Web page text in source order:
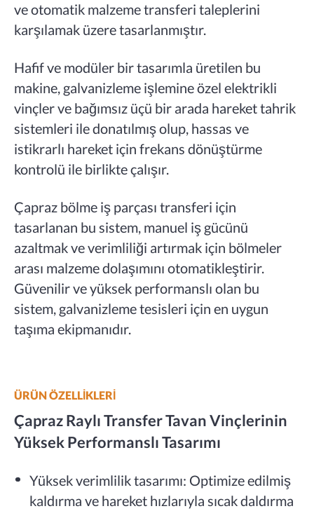
ve otomatik malzeme transferi taleplerini
karşılamak üzere tasarlanmıştır.
Hafif ve modüler bir tasarımla üretilen bu
makine, galvanizleme işlemine özel elektrikli
vinçler ve bağımsız üçü bir arada hareket tahrik
sistemleri ile donatılmış olup, hassas ve
istikrarlı hareket için frekans dönüştürme
kontrolü ile birlikte çalışır.
Çapraz bölme iş parçası transferi için
tasarlanan bu sistem, manuel iş gücünü
azaltmak ve verimliliği artırmak için bölmeler
arası malzeme dolaşımını otomatikleştirir.
Güvenilir ve yüksek performanslı olan bu
sistem, galvanizleme tesisleri için en uygun
taşıma ekipmanıdır.
ÜRÜN ÖZELLİKLERİ
Çapraz Raylı Transfer Tavan Vinçlerinin
Yüksek Performanslı Tasarımı
Yüksek verimlilik tasarımı: Optimize edilmiş
kaldırma ve hareket hızlarıyla sıcak daldırma